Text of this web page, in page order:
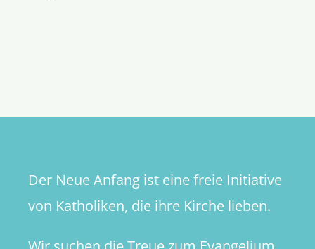
Der Neue Anfang ist eine freie Initiative
von Katholiken, die ihre Kirche lieben.